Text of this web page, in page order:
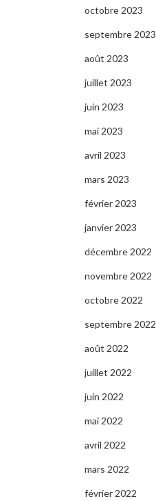
octobre 2023
septembre 2023
août 2023
juillet 2023
juin 2023
mai 2023
avril 2023
mars 2023
février 2023
janvier 2023
décembre 2022
novembre 2022
octobre 2022
septembre 2022
août 2022
juillet 2022
juin 2022
mai 2022
avril 2022
mars 2022
février 2022